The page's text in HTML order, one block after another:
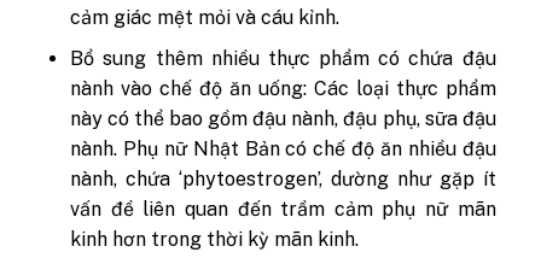
cảm giác mệt mỏi và cáu kỉnh.
Bổ sung thêm nhiều thực phẩm có chứa đậu
nành vào chế độ ăn uống: Các loại thực phẩm
này có thể bao gồm đậu nành, đậu phụ, sữa đậu
nành. Phụ nữ Nhật Bản có chế độ ăn nhiều đậu
nành, chứa ‘phytoestrogen’, dường như gặp ít
vấn đề liên quan đến trầm cảm phụ nữ mãn
kinh hơn trong thời kỳ mãn kinh.